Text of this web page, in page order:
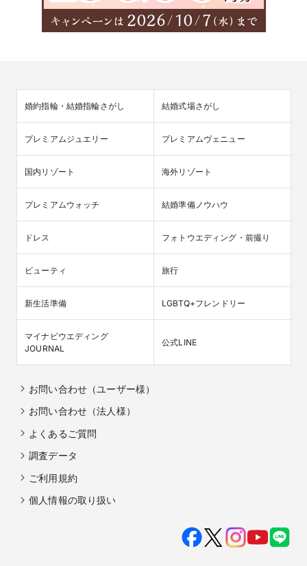
婚約指輪・結婚指輪さがし 結婚式場さがし
プレミアムジュエリー プレミアムヴェニュー
国内リゾート 海外リゾート
プレミアムウォッチ 結婚準備ノウハウ
ドレス フォトウエディング・前撮り
ビューティ 旅行
新生活準備 LGBTQ+フレンドリー
マイナビウエディング
JOURNAL
公式LINE
お問い合わせ（ユーザー様）
お問い合わせ（法人様）
よくあるご質問
調査データ
ご利用規約
個人情報の取り扱い